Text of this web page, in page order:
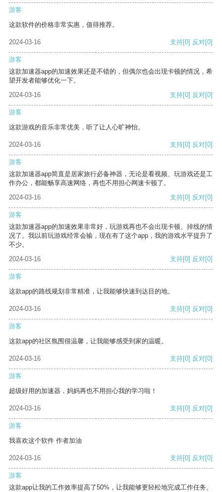
游客
这款软件的价格非常实惠，值得推荐。
2024-03-16 支持[0] 反对[0]
游客
这款加速器app的加速效果还是不错的，但偶尔也会出现卡顿的情况，希
望开发者能够优化一下。
2024-03-16
支持[0] 反对[0]
游客
这款游戏的音乐非常优美，听了让人心旷神怡。
2024-03-16 支持[0] 反对[0]
游客
这款加速器app简直是居家旅行必备神器，无论是看视频、玩游戏还是工
作办公，都能畅享高速网络，再也不用担心网速卡顿了。
2024-03-16
支持[0] 反对[0]
游客
这款加速器app的加速效果非常好，玩游戏再也不会出现卡顿、掉线的情
况了。我以前玩游戏经常会输，现在有了这个app，我的游戏水平提升了
不少。
2024-03-16
支持[0] 反对[0]
游客
这款app的路线规划非常精准，让我能够快速到达目的地。
2024-03-16 支持[0] 反对[0]
游客
这款app的社区氛围很温馨，让我能够感受到家的温暖。
2024-03-16 支持[0] 反对[0]
游客
超级好用的加速器，妈妈再也不用担心我的学习啦！
2024-03-16 支持[0] 反对[0]
游客
我喜欢这个软件 作者加油
2024-03-16 支持[0] 反对[0]
游客
这款app让我的工作效率提高了50%，让我能够更轻松地完成工作任务。